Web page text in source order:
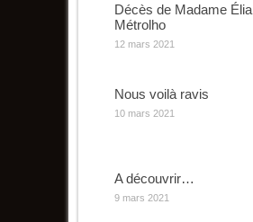
Décès de Madame Élia
Métrolho
12 mars 2021
Nous voilà ravis
10 mars 2021
A découvrir…
9 mars 2021